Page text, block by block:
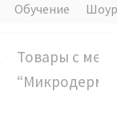
Обучение
Товары с